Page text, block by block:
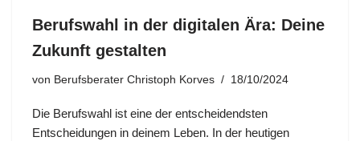
Berufswahl in der digitalen Ära: Deine
Zukunft gestalten
von Berufsberater Christoph Korves 18/10/2024
Die Berufswahl ist eine der entscheidendsten
Entscheidungen in deinem Leben. In der heutigen